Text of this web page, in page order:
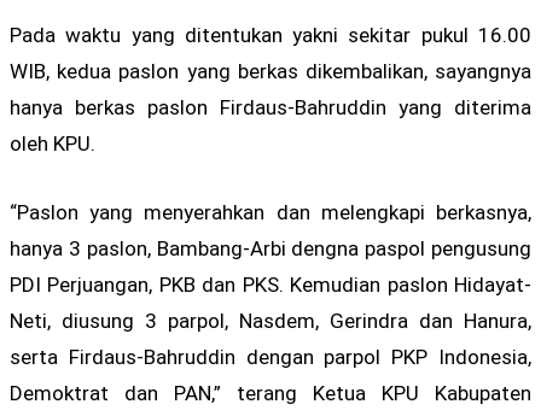
Pada waktu yang ditentukan yakni sekitar pukul 16.00
WIB, kedua paslon yang berkas dikembalikan, sayangnya
hanya berkas paslon Firdaus-Bahruddin yang diterima
oleh KPU.
“Paslon yang menyerahkan dan melengkapi berkasnya,
hanya 3 paslon, Bambang-Arbi dengna paspol pengusung
PDI Perjuangan, PKB dan PKS. Kemudian paslon Hidayat-
Neti, diusung 3 parpol, Nasdem, Gerindra dan Hanura,
serta Firdaus-Bahruddin dengan parpol PKP Indonesia,
Demoktrat dan PAN,” terang Ketua KPU Kabupaten